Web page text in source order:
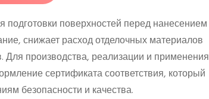
поверхностей перед нанесением
снижает расход отделочных материалов
Для производства, реализации и применения
сертификата соответствия, который
безопасности и качества.